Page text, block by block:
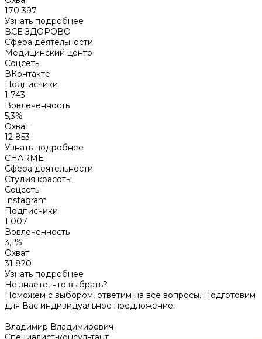
170 397
Узнать подробнее
ВСЕ ЗДОРОВО
Сфера деятельности
Медицинский центр
Соцсеть
ВКонтакте
Подписчики
1 743
Вовлеченность
5,3%
Охват
12 853
Узнать подробнее
CHARME
Сфера деятельности
Студия красоты
Соцсеть
Instagram
Подписчики
1 007
Вовлеченность
3,1%
Охват
31 820
Узнать подробнее
Не знаете, что выбрать?
Поможем с выбором, ответим на все вопросы. Подготовим
для Вас индивидуальное предложение.
Владимир Владимирович